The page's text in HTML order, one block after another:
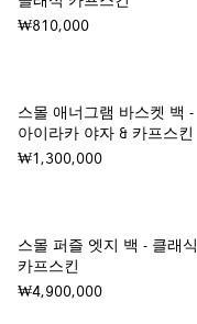
₩810,000
스몰 애너그램 바스켓 백 -
아이라카 야자 & 카프스킨
₩1,300,000
스몰 퍼즐 엣지 백 - 클래식
카프스킨
₩4,900,000